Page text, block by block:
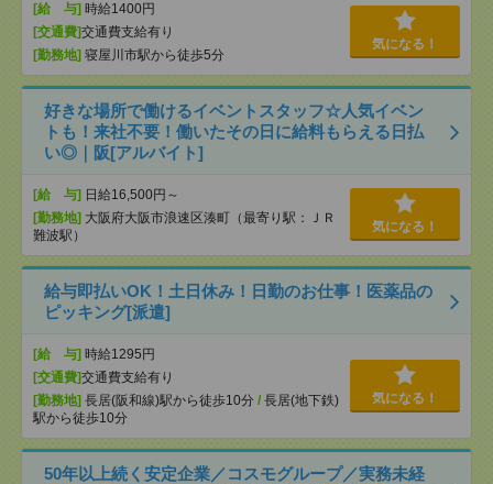
[給 与] 時給1400円
[交通費]交通費支給有り
[勤務地] 寝屋川市駅から徒歩5分
気になる！
好きな場所で働けるイベントスタッフ☆人気イベン
トも！来社不要！働いたその日に給料もらえる日払
い◎｜阪[アルバイト]
[給 与] 日給16,500円～
[勤務地] 大阪府大阪市浪速区湊町（最寄り駅：ＪＲ
難波駅）
気になる！
給与即払いOK！土日休み！日勤のお仕事！医薬品の
ピッキング[派遣]
[給 与] 時給1295円
[交通費]交通費支給有り
[勤務地] 長居(阪和線)駅から徒歩10分 / 長居(地下鉄)
駅から徒歩10分
気になる！
50年以上続く安定企業／コスモグループ／実務未経